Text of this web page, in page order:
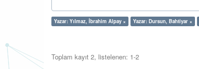
Yazar: Yılmaz, İbrahim Alpay × Yazar: Dursun, Bahtiyar ×
Toplam kayıt 2, listelenen: 1-2